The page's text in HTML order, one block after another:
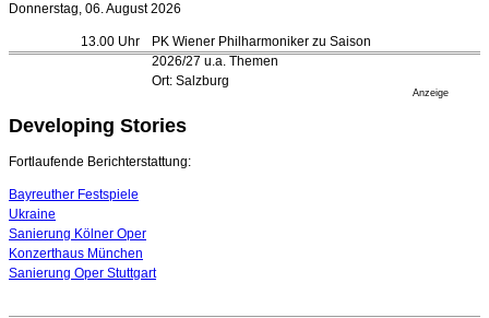
Festspiele
17. Juli 2026 - 18:03 Uhr
16. Juli 2026 - 22:49 Uhr
Quatuor Ebène wird mit Bremer Musikfest-Preis
04. August 2026 - 13:30 Uhr
Donnerstag, 06. August 2026
13.00 Uhr
PK Wiener Philharmoniker zu Saison
2026/27 u.a. Themen
Ort: Salzburg
Anzeige
Developing Stories
Fortlaufende Berichterstattung:
Bayreuther Festspiele
Ukraine
Sanierung Kölner Oper
Konzerthaus München
Sanierung Oper Stuttgart